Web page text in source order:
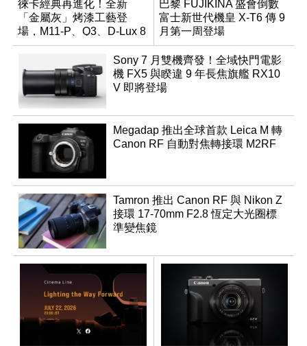
徠卡經典再進化！全新
「金屬灰」烤漆工藝登
場，M11-P、Q3、D-Lux 8
領銜換裝
巴黎 FUJIKINA 盛會倒數
富士新世代機皇 X-T6 傳 9
月第一周登場
Sony 7 月雙機齊發！全域快門電影
機 FX5 與睽違 9 年長焦旗艦 RX10
V 即將登場
Megadap 推出全球首款 Leica M 轉
Canon RF 自動對焦轉接環 M2RF
Tamron 推出 Canon RF 與 Nikon Z
接環 17-70mm F2.8 恆定大光圈標
準變焦鏡